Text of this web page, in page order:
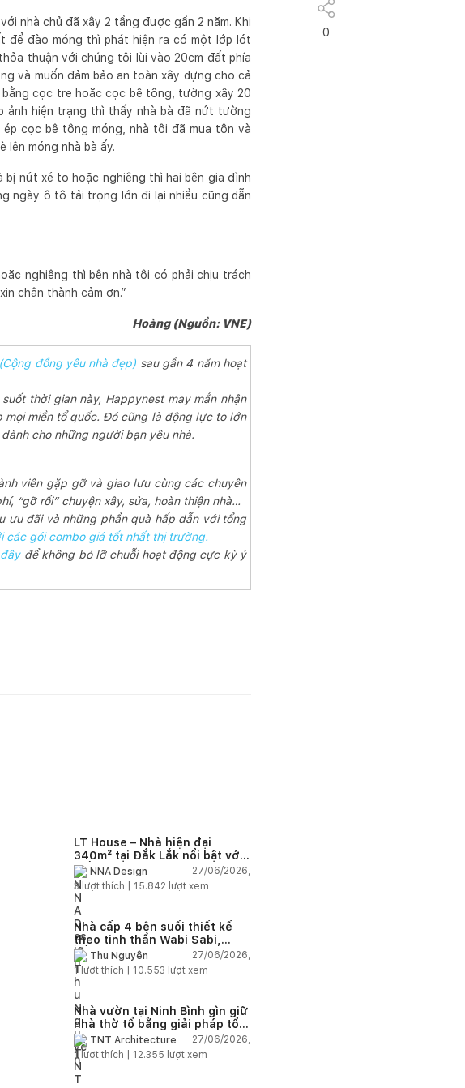
nhà chủ đã xây 2 tầng được gần 2 năm. Khi
để đào móng thì phát hiện ra có một lớp lót
thuận với chúng tôi lùi vào 20cm đất phía
và muốn đảm bảo an toàn xây dựng cho cả
cọc tre hoặc cọc bê tông, tường xây 20
ảnh hiện trạng thì thấy nhà bà đã nứt tường
ép cọc bê tông móng, nhà tôi đã mua tôn và
lên móng nhà bà ấy.
bị nứt xé to hoặc nghiêng thì hai bên gia đình
ngày ô tô tải trọng lớn đi lại nhiều cũng dẫn
nghiêng thì bên nhà tôi có phải chịu trách
chân thành cảm ơn.”
Hoàng (Nguồn: VNE)
đồng yêu nhà đẹp) sau gần 4 năm hoạt
thời gian này, Happynest may mắn nhận
miền tổ quốc. Đó cũng là động lực to lớn
cho những người bạn yêu nhà.
viên gặp gỡ và giao lưu cùng các chuyên
“gỡ rối” chuyện xây, sửa, hoàn thiện nhà…
ưu đãi và những phần quà hấp dẫn với tổng
các gói combo giá tốt nhất thị trường.
để không bỏ lỡ chuỗi hoạt động cực kỳ ý
LT House – Nhà hiện đại
340m² tại Đắk Lắk nổi bật với
kiến trúc mở và hệ sân vườn
kết nối thiên nhiên
NNA Design
27/06/2026,
3lượt thích | 15.842 lượt xem
Nhà cấp 4 bên suối thiết kế
theo tinh thần Wabi Sabi,
sống chậm giữa thiên nhiên
Thu Nguyễn
27/06/2026,
1 lượt thích | 10.553 lượt xem
Nhà vườn tại Ninh Bình gìn giữ
nhà thờ tổ bằng giải pháp tổ
chức lại không gian
TNT Architecture
27/06/2026,
1lượt thích | 12.355 lượt xem
0